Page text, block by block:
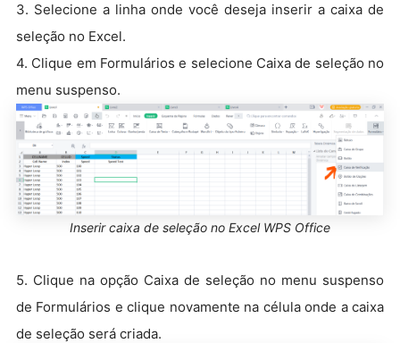
3. Selecione a linha onde você deseja inserir a caixa de
seleção no Excel.
4. Clique em Formulários e selecione Caixa de seleção no
menu suspenso.
Inserir caixa de seleção no Excel WPS Office
5. Clique na opção Caixa de seleção no menu suspenso
de Formulários e clique novamente na célula onde a caixa
de seleção será criada.